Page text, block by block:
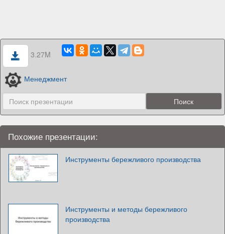
3.27M
Менеджмент
Похожие презентации:
Инструменты бережливого производства
Инструменты и методы бережливого
производства